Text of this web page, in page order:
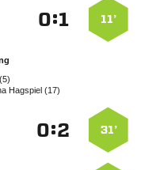
11’
:
 
31’
: